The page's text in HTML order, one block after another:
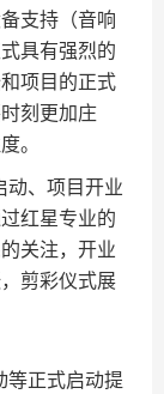
支持（音响
具有强烈的
项目的正式
刻更加庄
。
动、项目开业
红星专业的
关注，开业
剪彩仪式展
等正式启动提